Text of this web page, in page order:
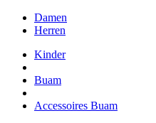
Damen
Herren
Kinder
Buam
Accessoires Buam